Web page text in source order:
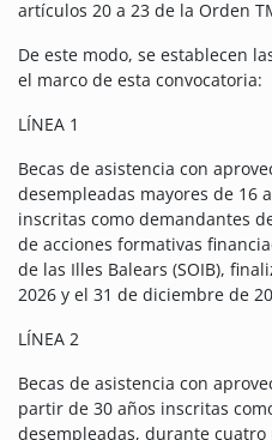
artículos 20 a 23 de la Orden
De este modo, se establecen
el marco de esta convocatoria:
LÍNEA 1
Becas de asistencia con
desempleadas mayores de 16
inscritas como demandantes
de acciones formativas
de las Illes Balears (SOIB),
2026 y el 31 de diciembre de
LÍNEA 2
Becas de asistencia con
partir de 30 años inscritas
desempleadas, durante